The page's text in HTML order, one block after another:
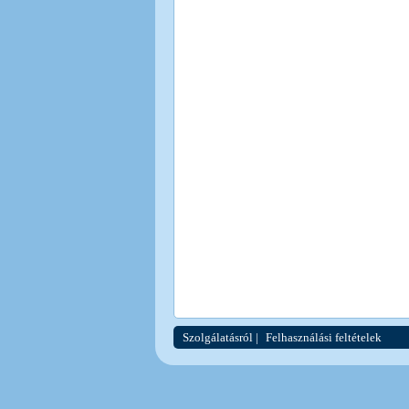
Szolgálatásról | Felhasználási feltételek